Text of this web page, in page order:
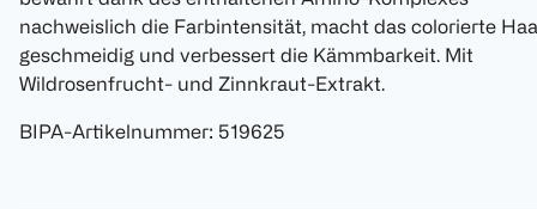
nachweislich die Farbintensität, macht das colorierte
geschmeidig und verbessert die Kämmbarkeit. Mit
Wildrosenfrucht- und Zinnkraut-Extrakt.
BIPA-Artikelnummer: 519625